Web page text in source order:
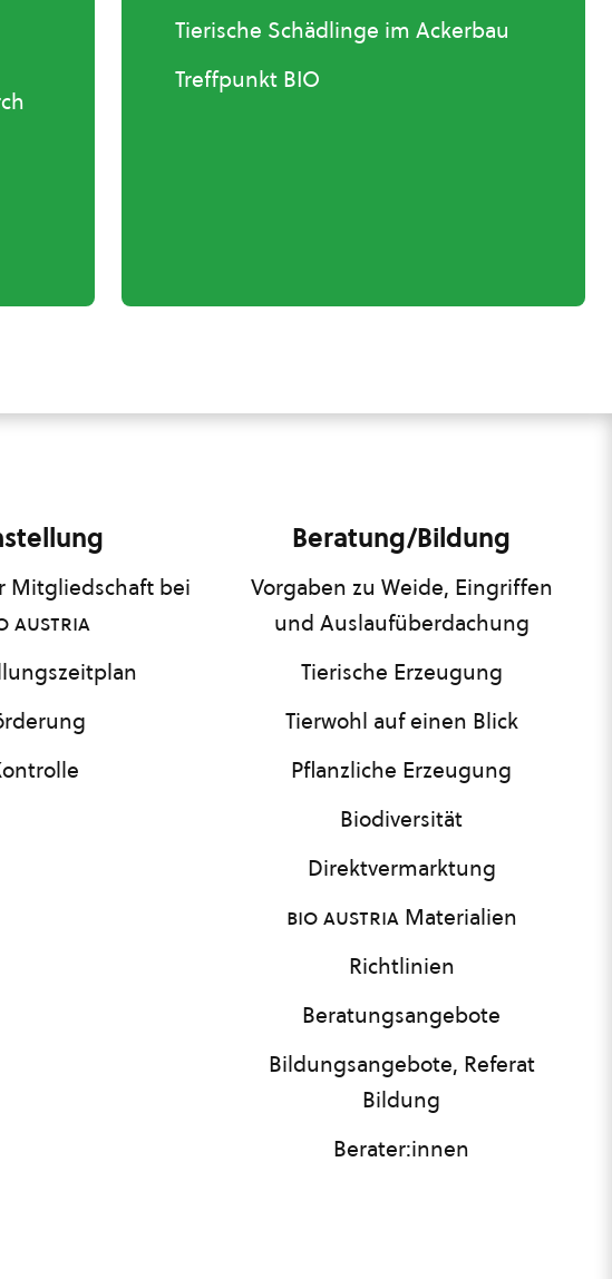
Tierische Schädlinge im Ackerbau
Treffpunkt BIO
Mitgliedschaft bei
austria
Beratung/Bildung
Vorgaben zu Weide, Eingriffen
und Auslaufüberdachung
Tierische Erzeugung
Tierwohl auf einen Blick
Pflanzliche Erzeugung
Biodiversität
Direktvermarktung
bio austriaMaterialien
Richtlinien
Beratungsangebote
Bildungsangebote, Referat
Bildung
Berater:innen